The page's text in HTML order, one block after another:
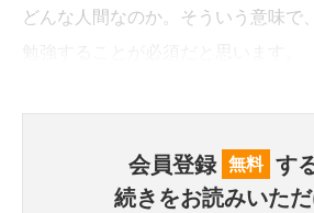
どんな人間なのか。そういう意味で
会員登録 無料 す
続きをお読みいた